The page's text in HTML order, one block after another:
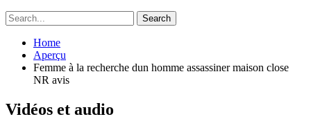
Home
Aperçu
Femme à la recherche dun homme assassiner maison close
NR avis
Vidéos et audio